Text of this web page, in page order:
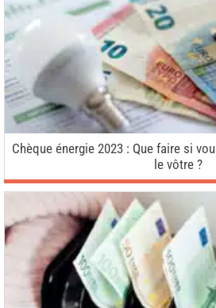
Chèque énergie 2023 : Que faire si
le vôtre ?